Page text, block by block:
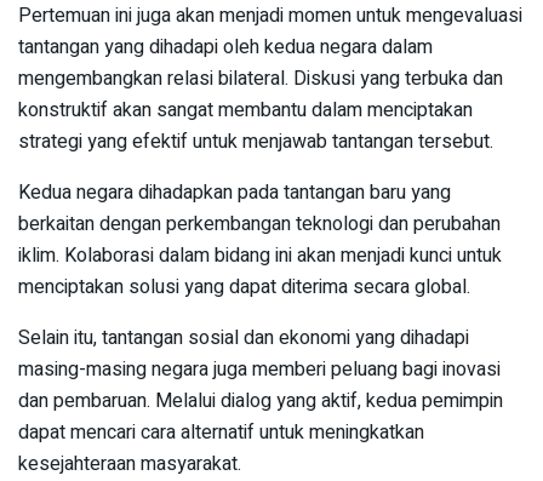
Pertemuan ini juga akan menjadi momen untuk mengevaluasi
tantangan yang dihadapi oleh kedua negara dalam
mengembangkan relasi bilateral. Diskusi yang terbuka dan
konstruktif akan sangat membantu dalam menciptakan
strategi yang efektif untuk menjawab tantangan tersebut.
Kedua negara dihadapkan pada tantangan baru yang
berkaitan dengan perkembangan teknologi dan perubahan
iklim. Kolaborasi dalam bidang ini akan menjadi kunci untuk
menciptakan solusi yang dapat diterima secara global.
Selain itu, tantangan sosial dan ekonomi yang dihadapi
masing-masing negara juga memberi peluang bagi inovasi
dan pembaruan. Melalui dialog yang aktif, kedua pemimpin
dapat mencari cara alternatif untuk meningkatkan
kesejahteraan masyarakat.